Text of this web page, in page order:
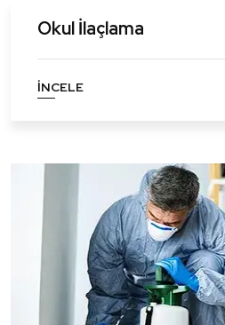
Okul İlaçlama
İNCELE